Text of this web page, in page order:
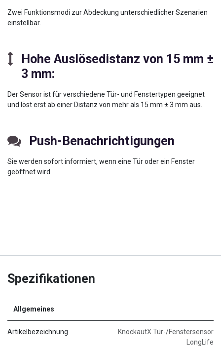
Zwei Funktionsmodi zur Abdeckung unterschiedlicher Szenarien
einstellbar.
Hohe Auslösedistanz von 15 mm ±
3 mm:
Der Sensor ist für verschiedene Tür- und Fenstertypen geeignet
und löst erst ab einer Distanz von mehr als 15 mm ± 3 mm aus.
Push-Benachrichtigungen
Sie werden sofort informiert, wenn eine Tür oder ein Fenster
geöffnet wird.
Spezifikationen
Allgemeines
Artikelbezeichnung
​​​​​​​​​​​​KnockautX Tür-/Fenstersensor
LongLife